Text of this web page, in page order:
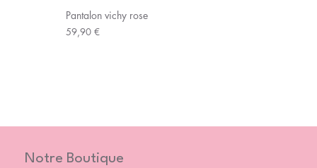
Pantalon vichy rose
Prix
59,90 €
Notre Boutique